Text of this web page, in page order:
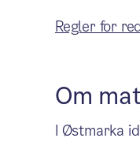
Regler for
Om
I Østmarka